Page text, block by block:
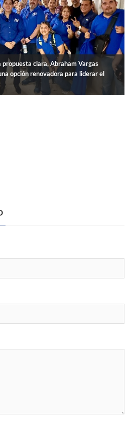
propuesta clara, Abraham Vargas
opción renovadora para liderar el